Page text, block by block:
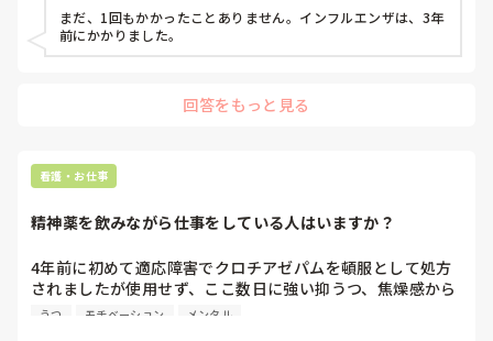
まだ、1回もかかったことありません。インフルエンザは、3年
前にかかりました。
回答をもっと見る
看護・お仕事
精神薬を飲みながら仕事をしている人はいますか？
4年前に初めて適応障害でクロチアゼパムを頓服として処方
されましたが使用せず、ここ数日に強い抑うつ、焦燥感から
の不眠にてエビリファイ、ソラナックス、デエビゴの各最小
うつ モチベーション メンタル